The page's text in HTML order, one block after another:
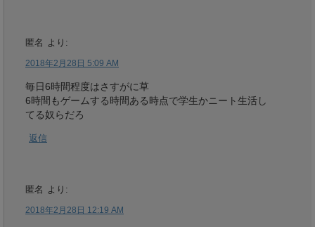
匿名 より:
2018年2月28日 5:09 AM
毎日6時間程度はさすがに草
6時間もゲームする時間ある時点で学生かニート生活し
てる奴らだろ
返信
匿名 より:
2018年2月28日 12:19 AM